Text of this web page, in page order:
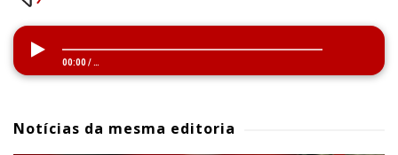
00:00/…
Notícias da mesma editoria